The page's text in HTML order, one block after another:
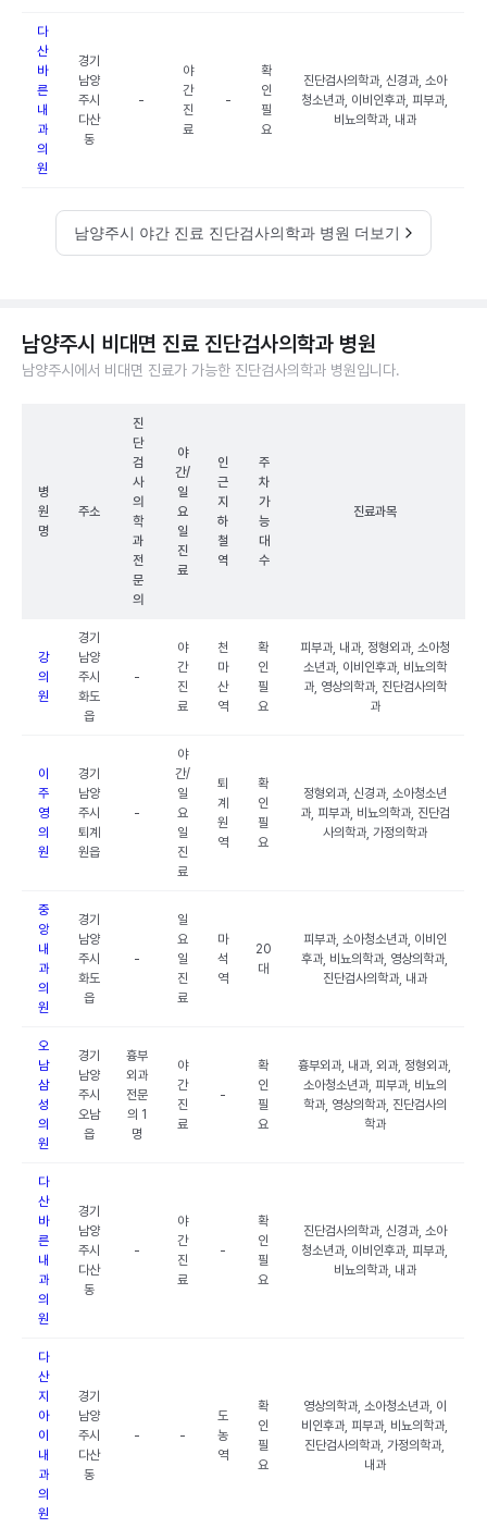
다
산
바
른
내
과
의
원
경기
남양
주시
다산
동
-
야
간
진
료
-
확
인
필
요
진단검사의학과, 신경과, 소아
청소년과, 이비인후과, 피부과,
비뇨의학과, 내과
남양주시 야간 진료 진단검사의학과 병원 더보기
남양주시 비대면 진료 진단검사의학과 병원
남양주시에서 비대면 진료가 가능한 진단검사의학과 병원입니다.
병
원
명
주소
진
단
검
사
의
학
과
전
문
의
야
간/
일
요
일
진
료
인
근
지
하
철
역
주
차
가
능
대
수
진료과목
강
의
원
경기
남양
주시
화도
읍
-
야
간
진
료
천
마
산
역
확
인
필
요
피부과, 내과, 정형외과, 소아청
소년과, 이비인후과, 비뇨의학
과, 영상의학과, 진단검사의학
과
이
주
영
의
원
경기
남양
주시
퇴계
원읍
-
야
간/
일
요
일
진
료
퇴
계
원
역
확
인
필
요
정형외과, 신경과, 소아청소년
과, 피부과, 비뇨의학과, 진단검
사의학과, 가정의학과
중
앙
내
과
의
원
경기
남양
주시
화도
읍
-
일
요
일
진
료
마
석
역
20
대
피부과, 소아청소년과, 이비인
후과, 비뇨의학과, 영상의학과,
진단검사의학과, 내과
오
남
삼
성
의
원
경기
남양
주시
오남
읍
흉부
외과
전문
의 1
명
야
간
진
료
-
확
인
필
요
흉부외과, 내과, 외과, 정형외과,
소아청소년과, 피부과, 비뇨의
학과, 영상의학과, 진단검사의
학과
다
산
바
른
내
과
의
원
경기
남양
주시
다산
동
-
야
간
진
료
-
확
인
필
요
진단검사의학과, 신경과, 소아
청소년과, 이비인후과, 피부과,
비뇨의학과, 내과
다
산
지
아
이
내
과
의
원
경기
남양
주시
다산
동
- -
도
농
역
확
인
필
요
영상의학과, 소아청소년과, 이
비인후과, 피부과, 비뇨의학과,
진단검사의학과, 가정의학과,
내과